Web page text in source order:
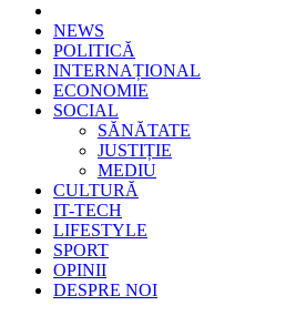
Epoca
Cele mai noi știri online din România
NEWS
POLITICĂ
INTERNAȚIONAL
ECONOMIE
SOCIAL
SĂNĂTATE
JUSTIȚIE
MEDIU
CULTURĂ
IT-TECH
LIFESTYLE
SPORT
OPINII
DESPRE NOI